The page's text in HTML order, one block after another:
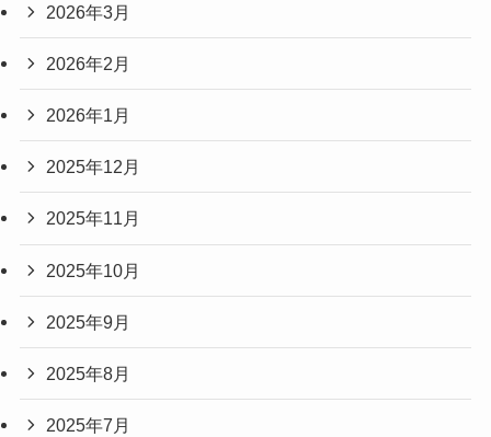
2026年3月
2026年2月
2026年1月
2025年12月
2025年11月
2025年10月
2025年9月
2025年8月
2025年7月